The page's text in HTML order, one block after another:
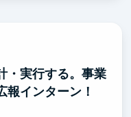
で、早期活躍を目
メンバーと働ける
・実行する。事業
報インターン！